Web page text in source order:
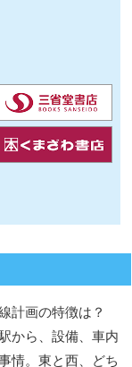
計画の特徴は？
から、設備、車内
情。東と西、どち